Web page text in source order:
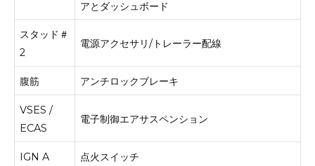
アとダッシュボード
スタッド＃
2
電源アクセサリ/トレーラー配線
腹筋 アンチロックブレーキ
VSES /
ECAS
電子制御エアサスペンション
IGN A 点火スイッチ